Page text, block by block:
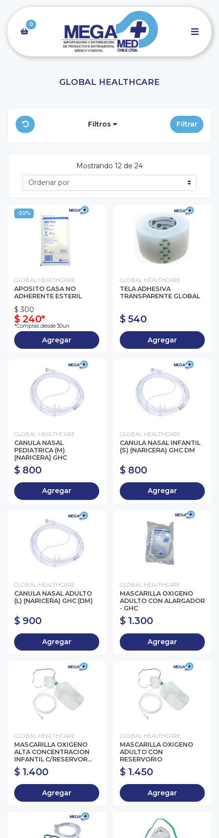
0
GLOBAL HEALTHCARE
Filtros Filtrar
Mostrando 12 de 24
-20%
GLOBAL HEALTHCARE
APOSITO GASA NO
ADHERENTE ESTERIL
$ 300
$ 240*
*Compras desde 30un.
Agregar
GLOBAL HEALTHCARE
TELA ADHESIVA
TRANSPARENTE GLOBAL
$ 540
Agregar
GLOBAL HEALTHCARE
CANULA NASAL
PEDIATRICA (M)
(NARICERA) GHC
$ 800
Agregar
GLOBAL HEALTHCARE
CANULA NASAL INFANTIL
(S) (NARICERA) GHC DM
$ 800
Agregar
GLOBAL HEALTHCARE
CANULA NASAL ADULTO
(L) (NARICERA) GHC (DM)
$ 900
Agregar
GLOBAL HEALTHCARE
MASCARILLA OXIGENO
ADULTO CON ALARGADOR
- GHC
$ 1.300
Agregar
GLOBAL HEALTHCARE
MASCARILLA OXIGENO
ALTA CONCENTRACION
INFANTIL C/RESERVOR...
$ 1.400
Agregar
GLOBAL HEALTHCARE
MASCARILLA OXIGENO
ADULTO CON
RESERVORIO
$ 1.450
Agregar